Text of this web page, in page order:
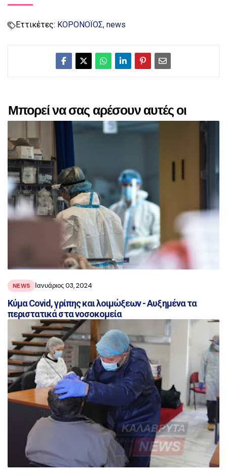
Εττικέτες: ΚΟΡΟΝΟΪΟΣ news
Μπορεί να σας αρέσουν αυτές οι
αναρτήσεις
NEWS Ιανυάριος 03, 2024
Κύμα Covid, γρίπης και λοιμώξεων - Αυξημένα τα
περιστατικά στα νοσοκομεία